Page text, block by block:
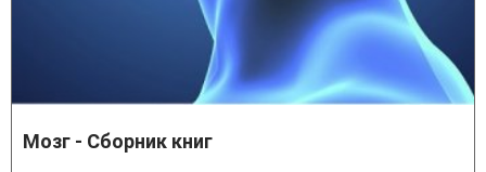
Мозг - Сборник книг